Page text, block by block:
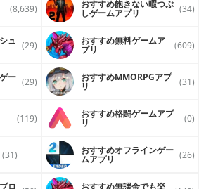
(8,639) おすすめ飽きない暇つぶ
しゲームアプリ (34)
ュ (29) おすすめ無料ゲームア
プリ (609)
ー (29) おすすめ MMORPGアプ
リ (31)
(119) おすすめ格闘ゲームアプ
リ (0)
(31) おすすめオフラインゲー
ムアプリ (26)
ロ おすすめ無課金でも楽